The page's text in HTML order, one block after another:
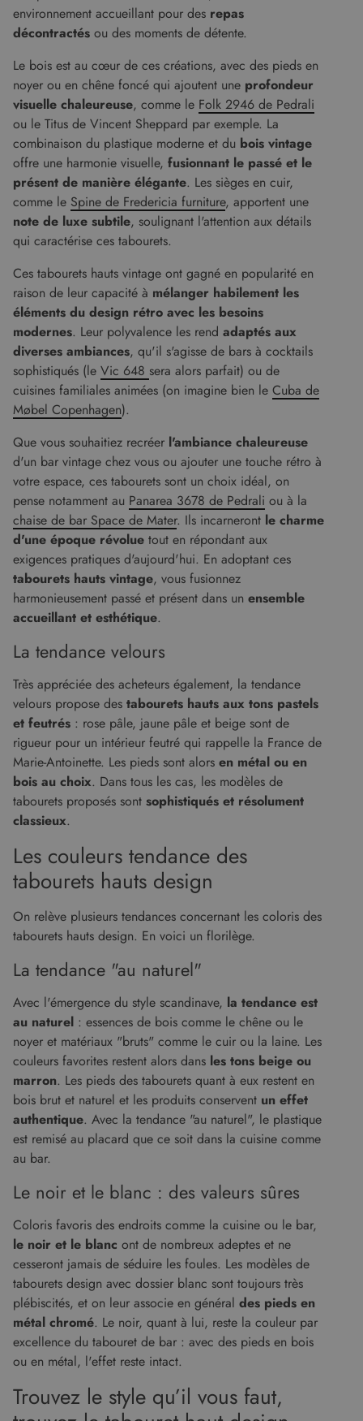
environnement accueillant pour des repas
décontractés ou des moments de détente.
Le bois est au cœur de ces créations, avec des pieds en
noyer ou en chêne foncé qui ajoutent une profondeur
visuelle chaleureuse, comme le Folk 2946 de Pedrali
ou le Titus de Vincent Sheppard par exemple. La
combinaison du plastique moderne et du bois vintage
offre une harmonie visuelle, fusionnant le passé et le
présent de manière élégante. Les sièges en cuir,
comme le Spine de Fredericia furniture, apportent une
note de luxe subtile, soulignant l'attention aux détails
qui caractérise ces tabourets.
Ces tabourets hauts vintage ont gagné en popularité en
raison de leur capacité à mélanger habilement les
éléments du design rétro avec les besoins
modernes. Leur polyvalence les rend adaptés aux
diverses ambiances, qu'il s'agisse de bars à cocktails
sophistiqués (le Vic 648 sera alors parfait) ou de
cuisines familiales animées (on imagine bien le Cuba de
Møbel Copenhagen).
Que vous souhaitiez recréer l'ambiance chaleureuse
d'un bar vintage chez vous ou ajouter une touche rétro à
votre espace, ces tabourets sont un choix idéal, on
pense notamment au Panarea 3678 de Pedrali ou à la
chaise de bar Space de Mater. Ils incarneront le charme
d'une époque révolue tout en répondant aux
exigences pratiques d'aujourd'hui. En adoptant ces
tabourets hauts vintage, vous fusionnez
harmonieusement passé et présent dans un ensemble
accueillant et esthétique.
La tendance velours
Très appréciée des acheteurs également, la tendance
velours propose des tabourets hauts aux tons pastels
et feutrés : rose pâle, jaune pâle et beige sont de
rigueur pour un intérieur feutré qui rappelle la France de
Marie-Antoinette. Les pieds sont alors en métal ou en
bois au choix. Dans tous les cas, les modèles de
tabourets proposés sont sophistiqués et résolument
classieux.
Les couleurs tendance des
tabourets hauts design
On relève plusieurs tendances concernant les coloris des
tabourets hauts design. En voici un florilège.
La tendance "au naturel"
Avec l'émergence du style scandinave, la tendance est
au naturel : essences de bois comme le chêne ou le
noyer et matériaux "bruts" comme le cuir ou la laine. Les
couleurs favorites restent alors dans les tons beige ou
marron. Les pieds des tabourets quant à eux restent en
bois brut et naturel et les produits conservent un effet
authentique. Avec la tendance "au naturel", le plastique
est remisé au placard que ce soit dans la cuisine comme
au bar.
Le noir et le blanc : des valeurs sûres
Coloris favoris des endroits comme la cuisine ou le bar,
le noir et le blanc ont de nombreux adeptes et ne
cesseront jamais de séduire les foules. Les modèles de
tabourets design avec dossier blanc sont toujours très
plébiscités, et on leur associe en général des pieds en
métal chromé. Le noir, quant à lui, reste la couleur par
excellence du tabouret de bar : avec des pieds en bois
ou en métal, l'effet reste intact.
Trouvez le style qu’il vous faut,